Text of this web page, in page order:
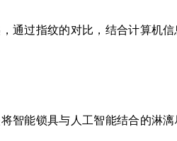
过指纹的对比，结合计算机信
能锁具与人工智能结合的淋漓